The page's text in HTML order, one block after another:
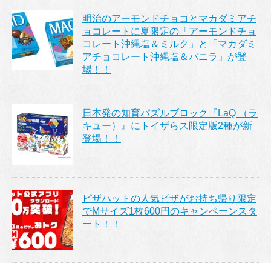
明治のアーモンドチョコとマカダミアチ
ョコレートに夏限定の「アーモンドチョ
コレート沖縄塩＆ミルク」と「マカダミ
アチョコレート沖縄塩＆バニラ」が登
場！！
日本発の知育パズルブロック『LaQ （ラ
キュー）』にトイザらス限定版2種が新
登場！！
ピザハットの人気ピザがお持ち帰り限定
でMサイズ1枚600円のキャンペーンスタ
ート！！